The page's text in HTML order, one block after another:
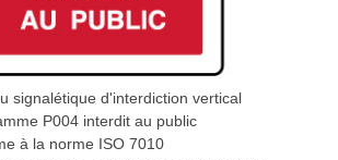
signalétique d'interdiction vertical
P004 interdit au public
à la norme ISO 7010